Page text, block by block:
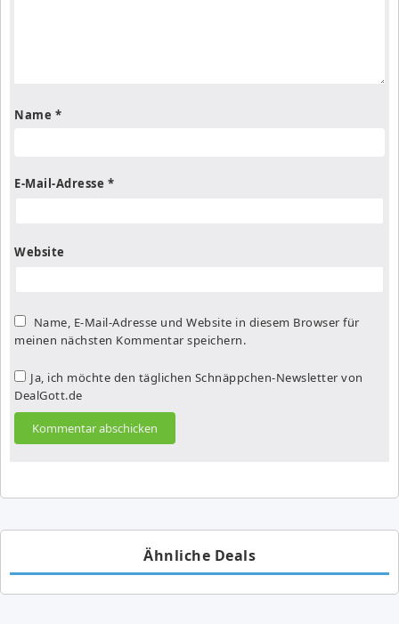
Name *
E-Mail-Adresse *
Website
Name, E-Mail-Adresse und Website in diesem Browser für
meinen nächsten Kommentar speichern.
Ja, ich möchte den täglichen Schnäppchen-Newsletter von
DealGott.de
Ähnliche Deals